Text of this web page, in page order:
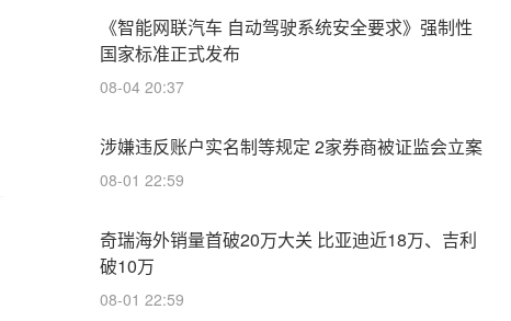
《智能网联汽车 自动驾驶系统安全要求》强制性
国家标准正式发布
08-04 20:37
涉嫌违反账户实名制等规定 2家券商被证监会立案
08-01 22:59
奇瑞海外销量首破20万大关 比亚迪近18万、吉利
破10万
08-01 22:59